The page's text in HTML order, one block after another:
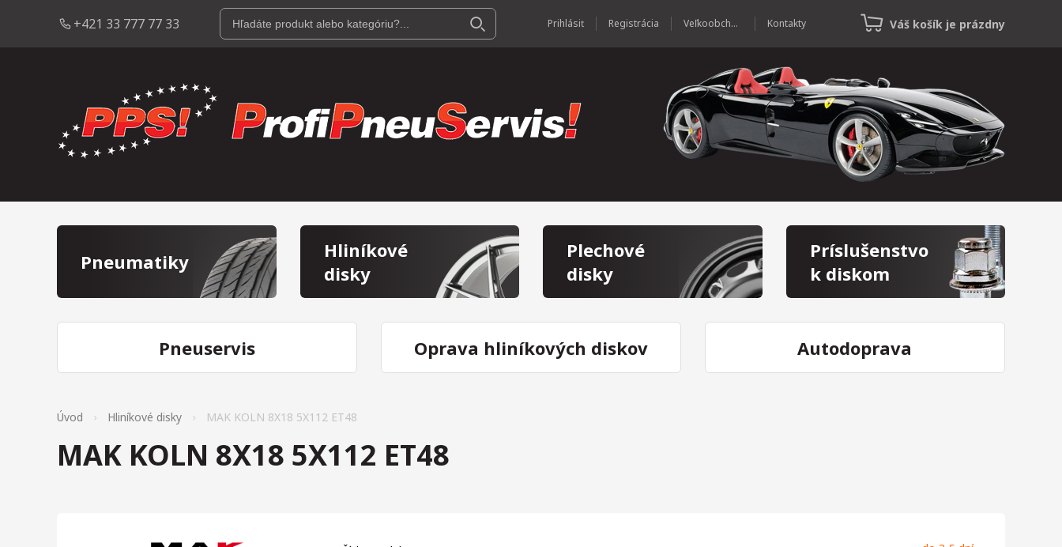
+421 33 777 77 33 Prihlásiť Registrácia Veľkoobchod Kontakty Váš košík je prázdny
Pneumatiky
Hliníkové
disky
Plechové
disky
Príslušenstvo
k diskom
Pneuservis Oprava hliníkových diskov Autodoprava
Úvod Hliníkové disky MAK KOLN 8X18 5X112 ET48
MAK KOLN 8X18 5X112 ET48